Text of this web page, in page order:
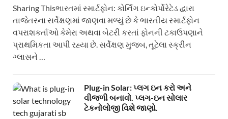
Sharing Thisભારતમાં સ્માર્ટફોન: કોર્નિંગ ઇન્કોર્પોરેટેડ દ્વારા
તાજેતરના સર્વેક્ષણમાં જાણવા મળ્યું છે કે ભારતીય સ્માર્ટફોન
વપરાશકર્તાઓ કેમેરા અથવા બેટરી કરતાં ફોનની ટકાઉપણાને
પ્રાથમિકતા આપી રહ્યા છે. સર્વેક્ષણ મુજબ, તૂટેલા સ્ક્રીન
ગ્લાસને …
Plug-in Solar: પ્લગ ઇન કરો અને
વીજળી બનાવો. પ્લગ-ઇન સોલાર
ટેકનોલોજી વિશે જાણો.